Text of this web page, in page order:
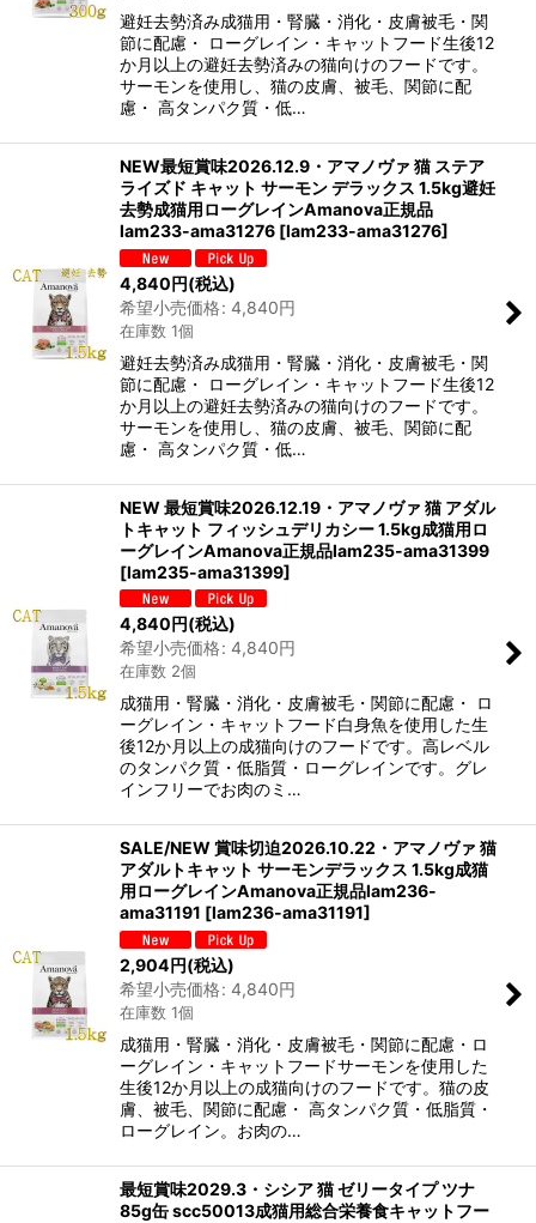
避妊去勢済み成猫用・腎臓・消化・皮膚被毛・関
節に配慮・ ローグレイン・キャットフード生後12
か月以上の避妊去勢済みの猫向けのフードです。
サーモンを使用し、猫の皮膚、被毛、関節に配
慮・ 高タンパク質・低…
NEW最短賞味2026.12.9・アマノヴァ 猫 ステア
ライズド キャット サーモン デラックス 1.5kg避妊
去勢成猫用ローグレインAmanova正規品
lam233-ama31276 [lam233-ama31276]
4,840円(税込)
希望小売価格: 4,840円
在庫数 1個
避妊去勢済み成猫用・腎臓・消化・皮膚被毛・関
節に配慮・ ローグレイン・キャットフード生後12
か月以上の避妊去勢済みの猫向けのフードです。
サーモンを使用し、猫の皮膚、被毛、関節に配
慮・ 高タンパク質・低…
NEW 最短賞味2026.12.19・アマノヴァ 猫 アダル
トキャット フィッシュデリカシー 1.5kg成猫用ロ
ーグレインAmanova正規品lam235-ama31399
[lam235-ama31399]
4,840円(税込)
希望小売価格: 4,840円
在庫数 2個
成猫用・腎臓・消化・皮膚被毛・関節に配慮・ ロ
ーグレイン・キャットフード白身魚を使用した生
後12か月以上の成猫向けのフードです。高レベル
のタンパク質・低脂質・ローグレインです。グレ
インフリーでお肉のミ…
SALE/NEW 賞味切迫2026.10.22・アマノヴァ 猫
アダルトキャット サーモンデラックス 1.5kg成猫
用ローグレインAmanova正規品lam236-
ama31191 [lam236-ama31191]
2,904円(税込)
希望小売価格: 4,840円
在庫数 1個
成猫用・腎臓・消化・皮膚被毛・関節に配慮・ロ
ーグレイン・キャットフードサーモンを使用した
生後12か月以上の成猫向けのフードです。猫の皮
膚、被毛、関節に配慮・ 高タンパク質・低脂質・
ローグレイン。お肉の…
最短賞味2029.3・シシア 猫 ゼリータイプ ツナ
85g缶 scc50013成猫用総合栄養食キャットフー